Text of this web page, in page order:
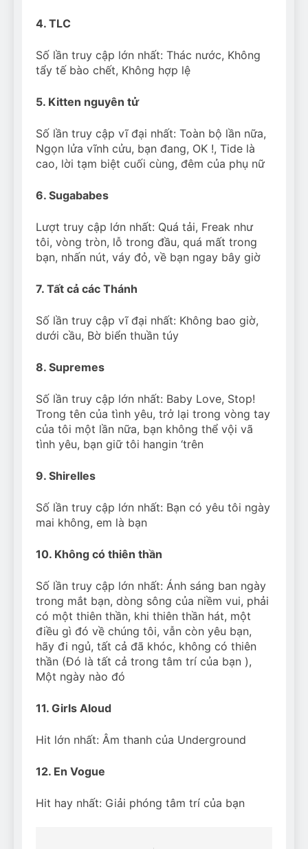
4. TLC
Số lần truy cập lớn nhất: Thác nước, Không
tẩy tế bào chết, Không hợp lệ
5. Kitten nguyên tử
Số lần truy cập vĩ đại nhất: Toàn bộ lần nữa,
Ngọn lửa vĩnh cửu, bạn đang, OK !, Tide là
cao, lời tạm biệt cuối cùng, đêm của phụ nữ
6. Sugababes
Lượt truy cập lớn nhất: Quá tải, Freak như
tôi, vòng tròn, lỗ trong đầu, quá mất trong
bạn, nhấn nút, váy đỏ, về bạn ngay bây giờ
7. Tất cả các Thánh
Số lần truy cập vĩ đại nhất: Không bao giờ,
dưới cầu, Bờ biển thuần túy
8. Supremes
Số lần truy cập lớn nhất: Baby Love, Stop!
Trong tên của tình yêu, trở lại trong vòng tay
của tôi một lần nữa, bạn không thể vội vã
tình yêu, bạn giữ tôi hangin ‘trên
9. Shirelles
Số lần truy cập lớn nhất: Bạn có yêu tôi ngày
mai không, em là bạn
10. Không có thiên thần
Số lần truy cập lớn nhất: Ánh sáng ban ngày
trong mắt bạn, dòng sông của niềm vui, phải
có một thiên thần, khi thiên thần hát, một
điều gì đó về chúng tôi, vẫn còn yêu bạn,
hãy đi ngủ, tất cả đã khóc, không có thiên
thần (Đó là tất cả trong tâm trí của bạn ),
Một ngày nào đó
11. Girls Aloud
Hit lớn nhất: Âm thanh của Underground
12. En Vogue
Hit hay nhất: Giải phóng tâm trí của bạn